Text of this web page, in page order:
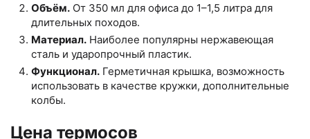
Объём. От 350 мл для офиса до 1–1,5 литра для
длительных походов.
Материал. Наиболее популярны нержавеющая
сталь и ударопрочный пластик.
Функционал. Герметичная крышка, возможность
использовать в качестве кружки, дополнительные
колбы.
Цена термосов